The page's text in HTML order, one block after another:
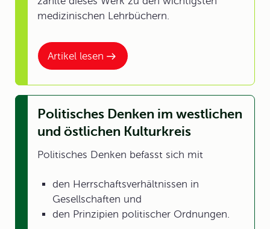
Artikel lesen
medizinischen Lehrbüchern.
Politisches Denken im westlichen
und östlichen Kulturkreis
Politisches Denken befasst sich mit
den Herrschaftsverhältnissen in
Gesellschaften und
den Prinzipien politischer Ordnungen.